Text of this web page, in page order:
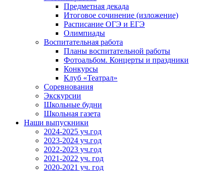
Предметная декада
Итоговое сочинение (изложение)
Расписание ОГЭ и ЕГЭ
Олимпиады
Воспитательная работа
Планы воспитательной работы
Фотоальбом. Концерты и праздники
Конкурсы
Клуб «Театрал»
Соревнования
Экскурсии
Школьные будни
Школьная газета
Наши выпускники
2024-2025 уч.год
2023-2024 уч.год
2022-2023 уч.год
2021-2022 уч. год
2020-2021 уч. год